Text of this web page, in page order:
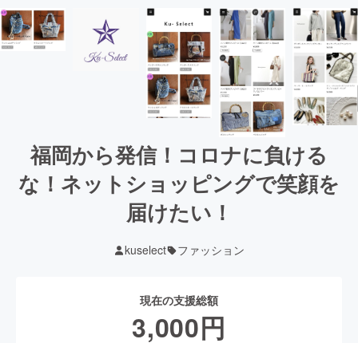
福岡から発信！コロナに負ける
な！ネットショッピングで笑顔を
届けたい！
kuselect ファッション
現在の支援総額
3,000円